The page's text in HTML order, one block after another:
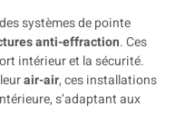
systèmes de pointe
anti-effraction. Ces
intérieur et la sécurité.
air-air, ces installations
s’adaptant aux